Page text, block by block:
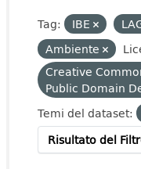
Tag: IBE
Ambiente
Creative
Public Domain
Temi del dataset:
Risultato del